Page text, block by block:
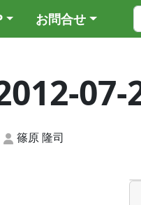
お問合せ
07-
篠原 隆司